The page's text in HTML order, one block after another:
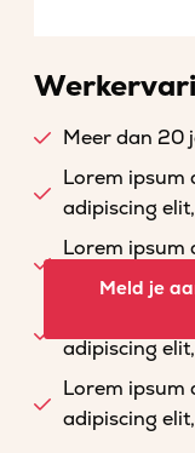
Meer dan 20
Lorem ipsum
adipiscing
Lorem ipsum
adipiscing
Lorem
adipiscing
Lorem ipsum
adipiscing
Meld je